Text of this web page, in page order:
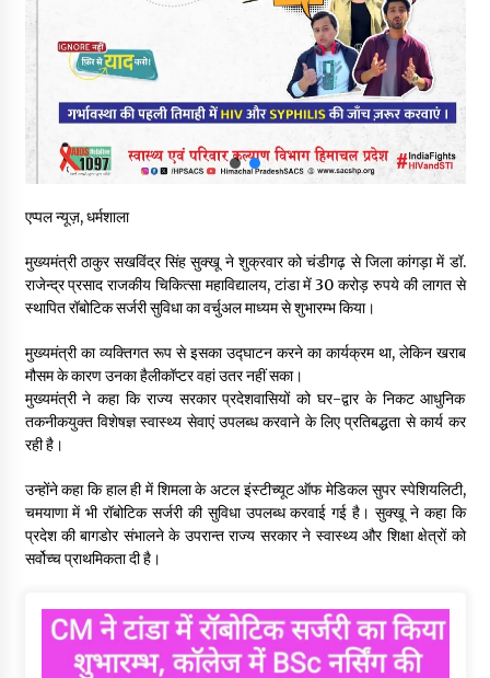
29 मेगावाट पावर प्रोजेक्ट से प्रभावित गांवों को LADA फंड व रोजगार न
मिलने पर राजस्व मंत्री ने जताई नाराजगी
सुक्खू का गवर्नेंस मॉडल केवल ‘तालाबंदी’ पर आधारित- जयराम ठाकुर
09/08/2026
09/08/2026
प्रयोग- राजेश धर्माणी
08/08/2026
हिमाचल सरकार मछुआरों को नावों और मछली पकड़ने के उपकरणों पर डे रही
एप्पल न्यूज़, धर्मशाला
मुख्यमंत्री ठाकुर सखविंद्र सिंह सुक्खू ने शुक्रवार को चंडीगढ़ से जिला कांगड़ा में डॉ.
राजेन्द्र प्रसाद राजकीय चिकित्सा महाविद्यालय, टांडा में 30 करोड़ रुपये की लागत से
स्थापित रॉबोटिक सर्जरी सुविधा का वर्चुअल माध्यम से शुभारम्भ किया।
मुख्यमंत्री का व्यक्तिगत रूप से इसका उद्घाटन करने का कार्यक्रम था, लेकिन खराब
मौसम के कारण उनका हैलीकॉप्टर वहां उतर नहीं सका।
मुख्यमंत्री ने कहा कि राज्य सरकार प्रदेशवासियों को घर-द्वार के निकट आधुनिक
तकनीकयुक्त विशेषज्ञ स्वास्थ्य सेवाएं उपलब्ध करवाने के लिए प्रतिबद्धता से कार्य कर
रही है।
उन्होंने कहा कि हाल ही में शिमला के अटल इंस्टीच्यूट ऑफ मेडिकल सुपर स्पेशियलिटी,
चमयाणा में भी रॉबोटिक सर्जरी की सुविधा उपलब्ध करवाई गई है। सुक्खू ने कहा कि
प्रदेश की बागडोर संभालने के उपरान्त राज्य सरकार ने स्वास्थ्य और शिक्षा क्षेत्रों को
सर्वोच्च प्राथमिकता दी है।